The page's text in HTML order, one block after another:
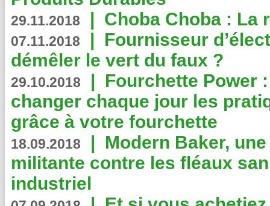
29.11.2018 | Choba Choba : La
07.11.2018 | Fournisseur
démêler le vert du faux ?
29.10.2018 | Fourchette Power
changer chaque jour les
grâce à votre fourchette
18.09.2018 | Modern Baker,
militante contre les fléaux
industriel